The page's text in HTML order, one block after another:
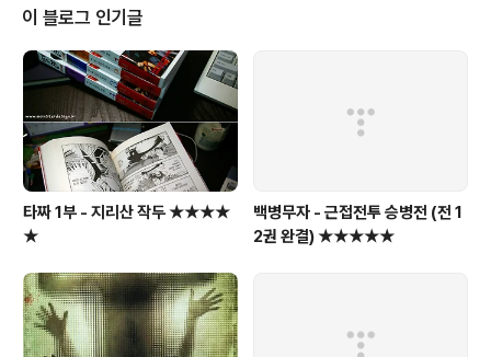
2) 전원버튼은 뒤쪽 카메라 옆에 위치해 있다. 나쁜 아이디
어라고 볼 수는 없지만, 바닥에 놓아둔채로 화면을 켤수는
없다. 게다가, 더듬더듬 손가락으로 찾아야 되니 슬쩍 짜증
도 좀 나려고 한다. 마지막으로 버튼의 인쇄상태도 깔끔하
지 못하다. ㅡ,.ㅡ;; 3) 터치 퍼포먼스 : 터치는 iPad만큼 잘
되지만, 화면..
이 블로그 인기글
타짜 1부 - 지리산 작두 ★★★★
★
백병무자 - 근접전투 승병전 (전 1
2권 완결) ★★★★★